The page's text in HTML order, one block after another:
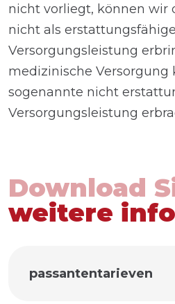
nicht vorliegt, können wir
nicht als erstattungsfähige
Versorgungsleistung
medizinische Versorgung
sogenannte nicht
Versorgungsleistung
Download
weitere
passantentarieven